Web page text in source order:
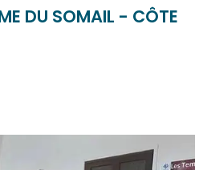
DU SOMAIL - CÔTE